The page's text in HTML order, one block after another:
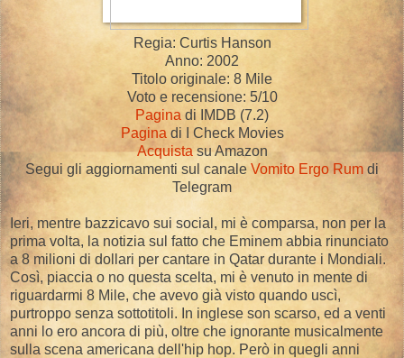
Regia: Curtis Hanson
Anno: 2002
Titolo originale: 8 Mile
Voto e recensione: 5/10
Pagina di IMDB (7.2)
Pagina di I Check Movies
Acquistasu Amazon
Segui gli aggiornamenti sul canale Vomito Ergo Rum di
Telegram
Ieri, mentre bazzicavo sui social, mi è comparsa, non per la
prima volta, la notizia sul fatto che Eminem abbia rinunciato
a 8 milioni di dollari per cantare in Qatar durante i Mondiali.
Così, piaccia o no questa scelta, mi è venuto in mente di
riguardarmi 8 Mile, che avevo già visto quando uscì,
purtroppo senza sottotitoli. In inglese son scarso, ed a venti
anni lo ero ancora di più, oltre che ignorante musicalmente
sulla scena americana dell'hip hop. Però in quegli anni